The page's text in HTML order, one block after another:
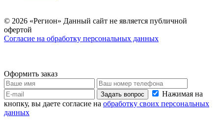
© 2026 «Регион» Данный сайт не является публичной
офертой
Согласие на обработку персональных данных
Оформить заказ
Задать вопрос
Нажимая на
кнопку, вы даете согласие на обработку своих персональных
данных